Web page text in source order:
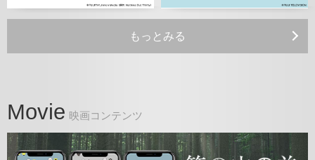
もっとみる
Movie 映画コンテンツ